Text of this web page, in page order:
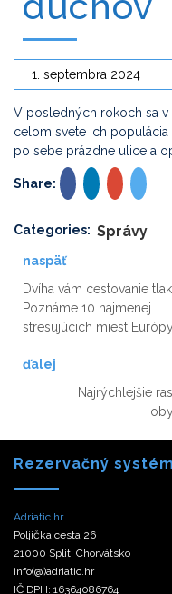
1. septembra 2024
V posledných rokoch sa
celom svete ich populácia
po sebe prázdne ulice a
Share:
Categories: Správy
naspäť
Dvíha vám cestovanie
Poznáme 10 najmenej
stresujúcich miest Európy
ďalej
Najrýchlejšie
Rezervačný systém
Adriatic.hr
Poljička cesta 26
21000 Split, Chorvátsko
info(@)adriatic.hr
IČ DPH: 16364086764